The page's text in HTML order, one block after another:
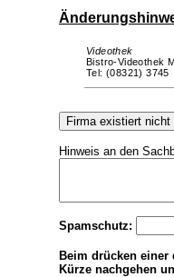
Videothek
Bistro-Videothek
Tel: (08321) 3745
Hinweis an den
Spamschutz:
Beim drücken einer
Kürze nachgehen